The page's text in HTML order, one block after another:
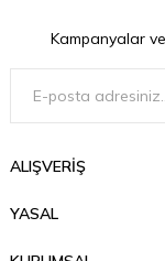
Kampanyalar
ALIŞVERİŞ
YASAL